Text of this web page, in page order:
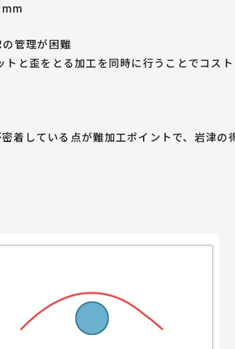
の管理が困難
トと歪をとる加工を同時に行うことでコスト
着している点が難加工ポイントで、岩津の